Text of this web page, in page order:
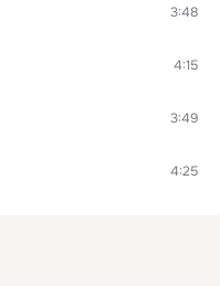
3:48
4:15
3:49
4:25